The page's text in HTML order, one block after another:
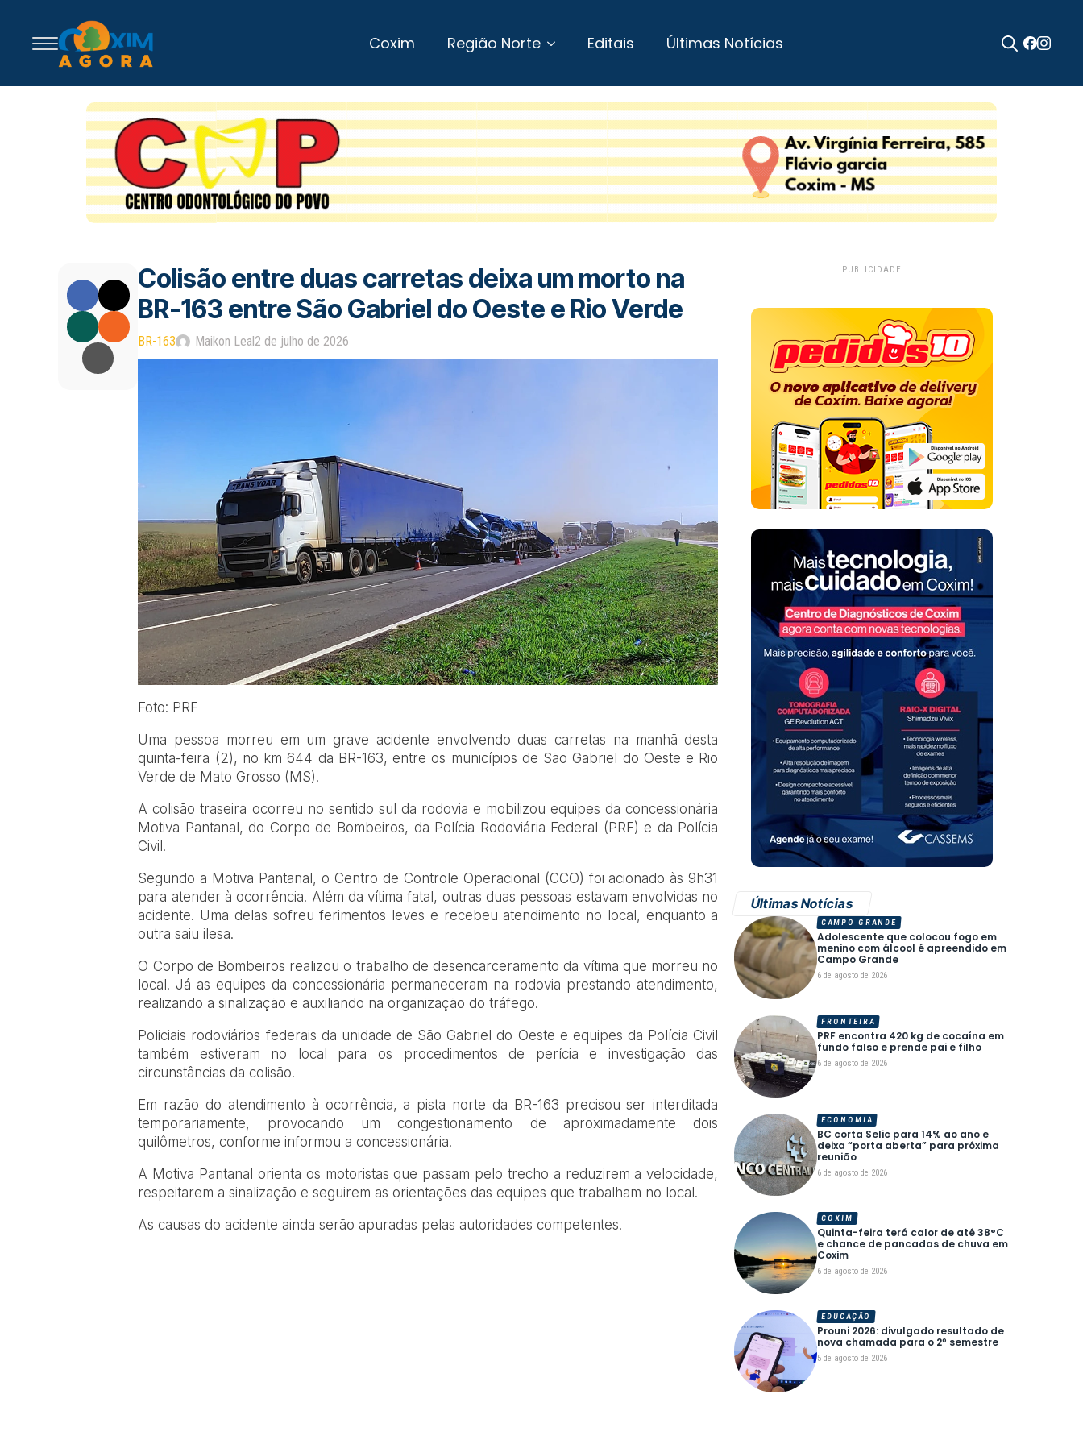
Coxim Região Norte Editais Últimas Notícias
Colisão entre duas carretas deixa um morto na
BR-163 entre São Gabriel do Oeste e Rio Verde
BR-163 Maikon Leal 2 de julho de 2026
Foto: PRF
Uma pessoa morreu em um grave acidente envolvendo duas carretas na manhã desta
quinta-feira (2), no km 644 da BR-163, entre os municípios de São Gabriel do Oeste e Rio
Verde de Mato Grosso (MS).
A colisão traseira ocorreu no sentido sul da rodovia e mobilizou equipes da concessionária
Motiva Pantanal, do Corpo de Bombeiros, da Polícia Rodoviária Federal (PRF) e da Polícia
Civil.
Segundo a Motiva Pantanal, o Centro de Controle Operacional (CCO) foi acionado às 9h31
para atender à ocorrência. Além da vítima fatal, outras duas pessoas estavam envolvidas no
acidente. Uma delas sofreu ferimentos leves e recebeu atendimento no local, enquanto a
outra saiu ilesa.
O Corpo de Bombeiros realizou o trabalho de desencarceramento da vítima que morreu no
local. Já as equipes da concessionária permaneceram na rodovia prestando atendimento,
realizando a sinalização e auxiliando na organização do tráfego.
Policiais rodoviários federais da unidade de São Gabriel do Oeste e equipes da Polícia Civil
também estiveram no local para os procedimentos de perícia e investigação das
circunstâncias da colisão.
Em razão do atendimento à ocorrência, a pista norte da BR-163 precisou ser interditada
temporariamente, provocando um congestionamento de aproximadamente dois
quilômetros, conforme informou a concessionária.
A Motiva Pantanal orienta os motoristas que passam pelo trecho a reduzirem a velocidade,
respeitarem a sinalização e seguirem as orientações das equipes que trabalham no local.
As causas do acidente ainda serão apuradas pelas autoridades competentes.
PUBLICIDADE
Últimas Notícias
Adolescente que colocou fogo em
menino com álcool é apreendido em
Campo Grande
6 de agosto de 2026
CAMPO GRANDE
PRF encontra 420 kg de cocaína em
fundo falso e prende pai e filho
6 de agosto de 2026
FRONTEIRA
BC corta Selic para 14% ao ano e
deixa “porta aberta” para próxima
reunião
6 de agosto de 2026
ECONOMIA
Quinta-feira terá calor de até 38°C
e chance de pancadas de chuva em
Coxim
6 de agosto de 2026
COXIM
Prouni 2026: divulgado resultado de
nova chamada para o 2º semestre
5 de agosto de 2026
EDUCAÇÃO